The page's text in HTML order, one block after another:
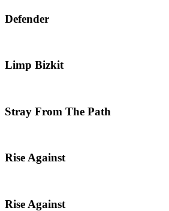
Defender
Limp Bizkit
Stray From The Path
Rise Against
Rise Against